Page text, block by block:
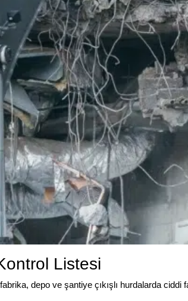
Listesi
depo ve şantiye çıkışlı hurdalarda